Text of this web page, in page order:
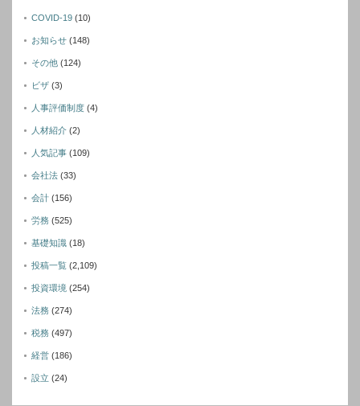
COVID-19 (10)
お知らせ (148)
その他 (124)
ビザ (3)
人事評価制度 (4)
人材紹介 (2)
人気記事 (109)
会社法 (33)
会計 (156)
労務 (525)
基礎知識 (18)
投稿一覧 (2,109)
投資環境 (254)
法務 (274)
税務 (497)
経営 (186)
設立 (24)